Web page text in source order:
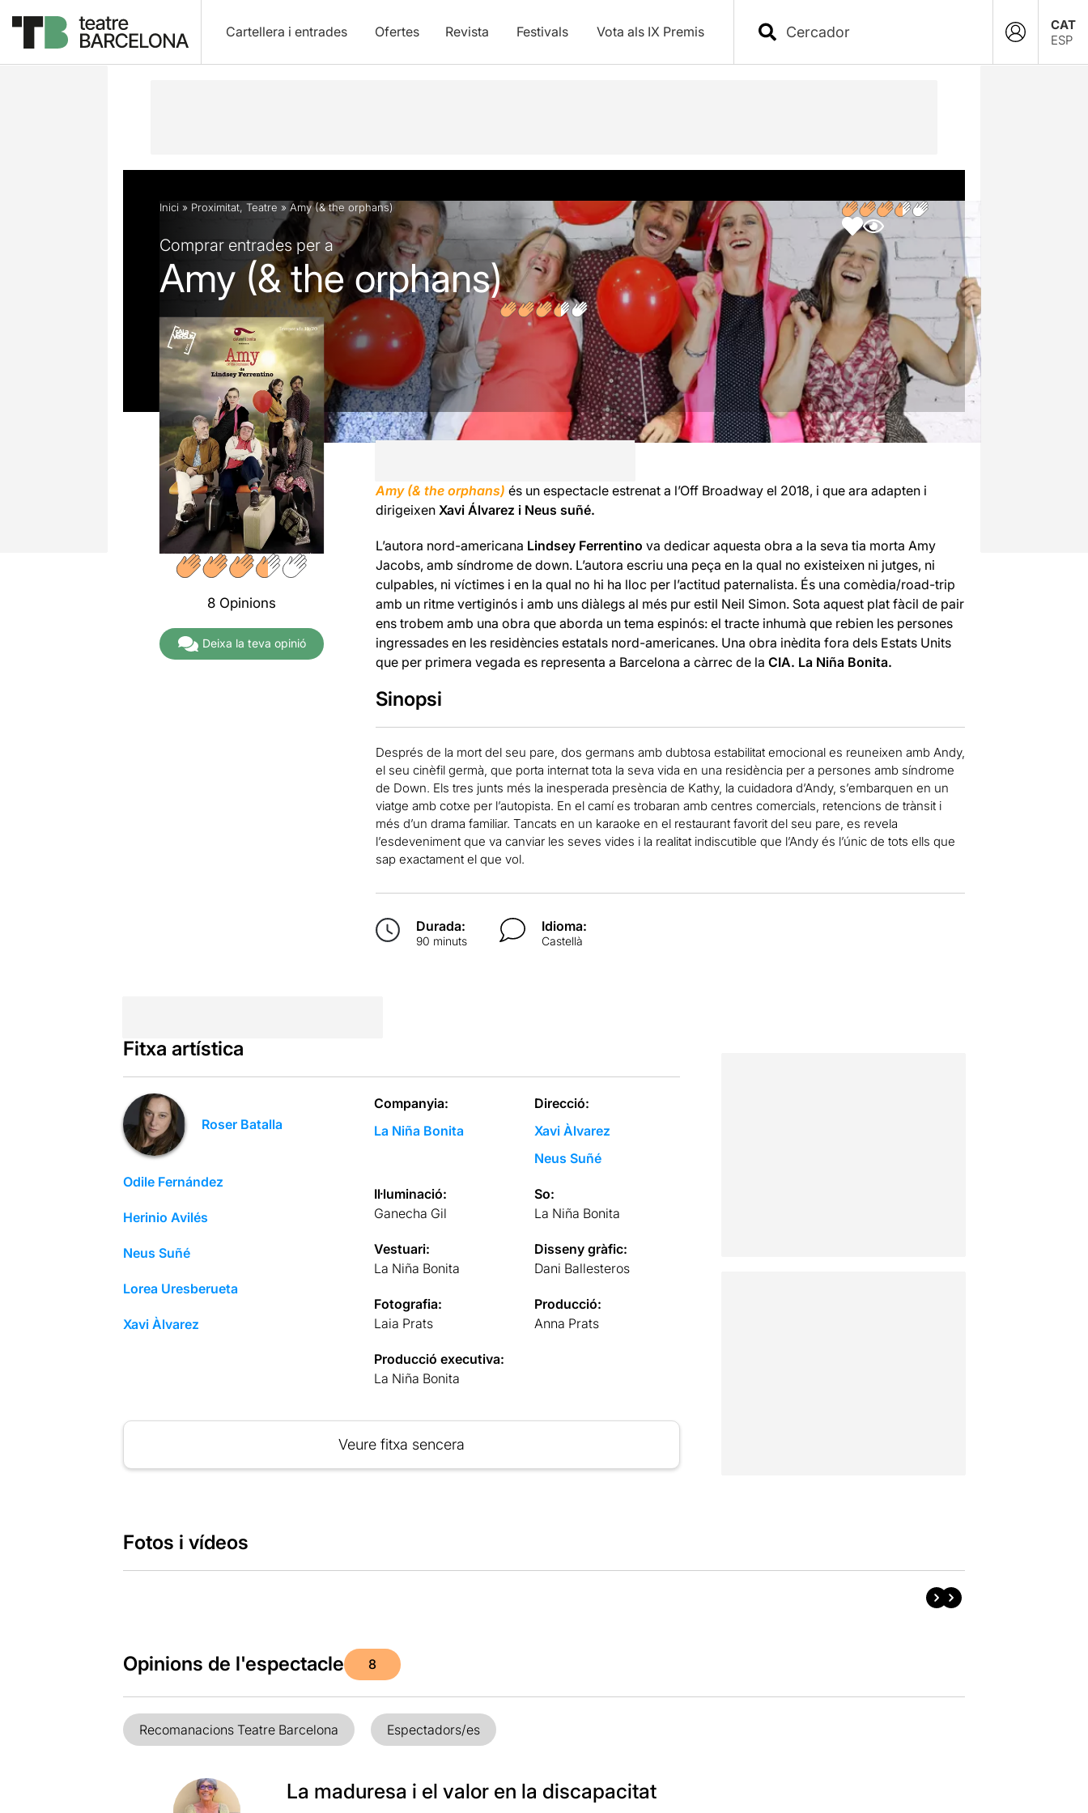
Cartellera i entrades Ofertes Revista Festivals Vota als IX Premis
CAT
ESP
Descripció Fitxa artística Fotos i vídeos Opinions Articles
Inici » Proximitat, Teatre » Amy (& the orphans)
Comprar entrades per a
Amy (& the orphans)
8 Opinions
Deixa la teva opinió
Amy (& the orphans) és un espectacle estrenat a l’Off Broadway el 2018, i que ara adapten i
dirigeixen Xavi Álvarez i Neus suñé.
L’autora nord-americana Lindsey Ferrentino va dedicar aquesta obra a la seva tia morta Amy
Jacobs, amb síndrome de down. L’autora escriu una peça en la qual no existeixen ni jutges, ni
culpables, ni víctimes i en la qual no hi ha lloc per l’actitud paternalista. És una comèdia/road-trip
amb un ritme vertiginós i amb uns diàlegs al més pur estil Neil Simon. Sota aquest plat fàcil de pair
ens trobem amb una obra que aborda un tema espinós: el tracte inhumà que rebien les persones
ingressades en les residències estatals nord-americanes. Una obra inèdita fora dels Estats Units
que per primera vegada es representa a Barcelona a càrrec de la CIA. La Niña Bonita.
Sinopsi
Després de la mort del seu pare, dos germans amb dubtosa estabilitat emocional es reuneixen amb Andy,
el seu cinèfil germà, que porta internat tota la seva vida en una residència per a persones amb síndrome
de Down. Els tres junts més la inesperada presència de Kathy, la cuidadora d’Andy, s’embarquen en un
viatge amb cotxe per l’autopista. En el camí es trobaran amb centres comercials, retencions de trànsit i
més d’un drama familiar. Tancats en un karaoke en el restaurant favorit del seu pare, es revela
l’esdeveniment que va canviar les seves vides i la realitat indiscutible que l’Andy és l’únic de tots ells que
sap exactament el que vol.
Durada:
90 minuts
Idioma:
Castellà
Fitxa artística
Roser Batalla
Odile Fernández
Herinio Avilés
Neus Suñé
Lorea Uresberueta
Xavi Àlvarez
Companyia:
La Niña Bonita
Direcció:
Xavi Àlvarez
Neus Suñé
Il·luminació:
Ganecha Gil
So:
La Niña Bonita
Vestuari:
La Niña Bonita
Disseny gràfic:
Dani Ballesteros
Fotografia:
Laia Prats
Producció:
Anna Prats
Producció executiva:
La Niña Bonita
Veure fitxa sencera
Fotos i vídeos
Opinions de l'espectacle 8
Recomanacions Teatre Barcelona Espectadors/es
La maduresa i el valor en la discapacitat